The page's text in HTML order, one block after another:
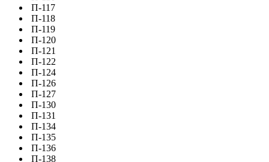
П-117
П-118
П-119
П-120
П-121
П-122
П-124
П-126
П-127
П-130
П-131
П-134
П-135
П-136
П-138